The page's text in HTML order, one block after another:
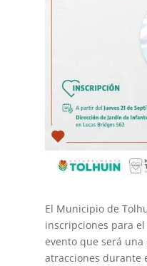
El Municipio de
inscripciones para el
evento que será
atracciones durante